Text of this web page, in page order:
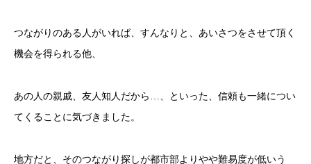
つながりのある人がいれば、すんなりと、あいさつをさせて頂く
機会を得られる他、
あの人の親戚、友人知人だから…、といった、信頼も一緒につい
てくることに気づきました。
地方だと、そのつながり探しが都市部よりやや難易度が低いう